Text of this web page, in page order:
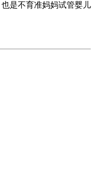
是不育准妈妈试管婴儿